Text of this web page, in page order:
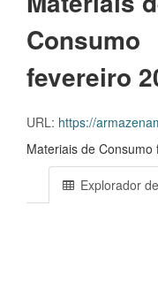
Consumo
fevereiro
URL: https://armazenamento-dadosabertos.s3.sa-east-
Materiais de Consumo
Explorador